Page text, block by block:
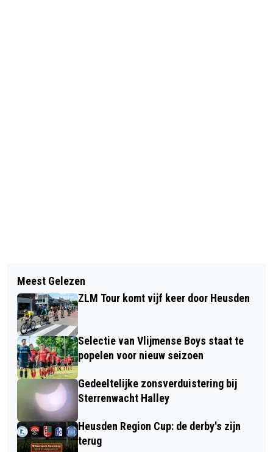
VIJF JUBILARISSEN BIJ
TONEELVERENIGING ONA
8E EDITIE VAN DE DAG VAN DE
TECHNIEK HEUSDEN 'ONTDEK DE
WERELD VAN TECHNIEK'
Meest Gelezen
ZLM Tour komt vijf keer door Heusden
Selectie van Vlijmense Boys staat te
popelen voor nieuw seizoen
Gedeeltelijke zonsverduistering bij
Sterrenwacht Halley
Heusden Region Cup: de derby's zijn
terug